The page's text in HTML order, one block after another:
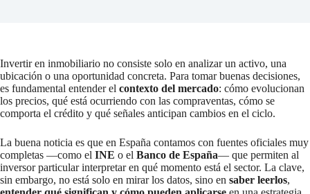
Invertir en inmobiliario no consiste solo en analizar un activo, una
ubicación o una oportunidad concreta. Para tomar buenas decisiones,
es fundamental entender el contexto del mercado: cómo evolucionan
los precios, qué está ocurriendo con las compraventas, cómo se
comporta el crédito y qué señales anticipan cambios en el ciclo.
La buena noticia es que en España contamos con fuentes oficiales muy
completas —como el INE o el Banco de España— que permiten al
inversor particular interpretar en qué momento está el sector. La clave,
sin embargo, no está solo en mirar los datos, sino en saber leerlos,